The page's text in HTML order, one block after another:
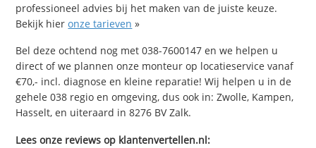
professioneel advies bij het maken van de juiste keuze.
Bekijk hieronze tarieven »
Bel deze ochtend nog met 038-7600147 en we helpen u
direct of we plannen onze monteur op locatieservice vanaf
€70,- incl. diagnose en kleine reparatie! Wij helpen u in de
gehele 038 regio en omgeving, dus ook in: Zwolle, Kampen,
Hasselt, en uiteraard in 8276 BV Zalk.
Lees onze reviews op klantenvertellen.nl: